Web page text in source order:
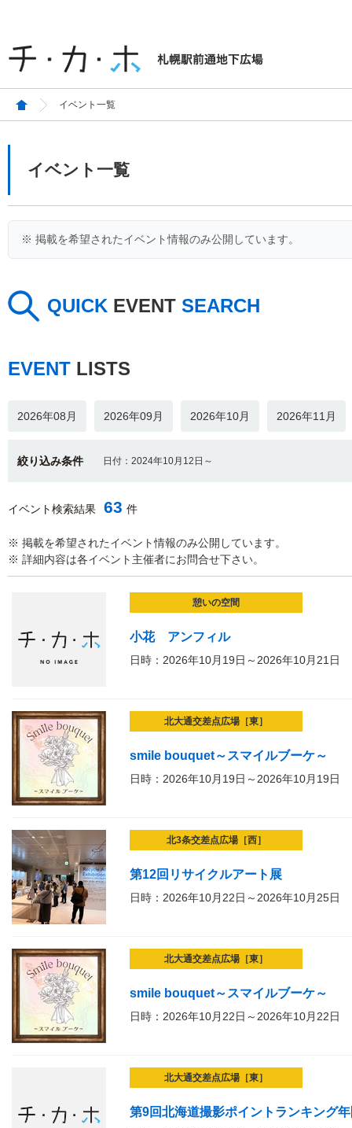
イベント一覧
イベント一覧
※ 掲載を希望されたイベント情報のみ公開しています。
QUICK EVENT SEARCH
EVENT LISTS
2026年08月 2026年09月 2026年10月 2026年11月
絞り込み条件 日付：2024年10月12日～
イベント検索結果 63 件
※ 掲載を希望されたイベント情報のみ公開しています。
※ 詳細内容は各イベント主催者にお問合せ下さい。
憩いの空間
小花 アンフィル
日時：2026年10月19日～2026年10月21日
北大通交差点広場［東］
smile bouquet～スマイルブーケ～
日時：2026年10月19日～2026年10月19日
北3条交差点広場［西］
第12回リサイクルアート展
日時：2026年10月22日～2026年10月25日
北大通交差点広場［東］
smile bouquet～スマイルブーケ～
日時：2026年10月22日～2026年10月22日
北大通交差点広場［東］
第9回北海道撮影ポイントランキング